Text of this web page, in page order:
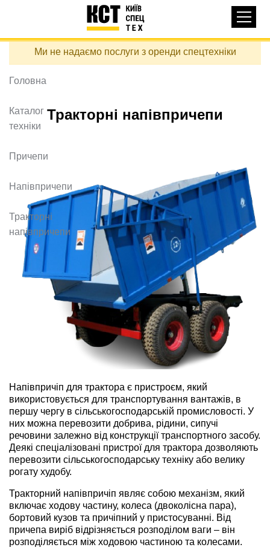
Перейти
вмісту
навигация
КАТАЛОГ ТЕХНІКИ
ДОСТАВКА ТА ОПЛАТА
ПРО НАС
ВІДГУКИ
КОНТАКТИ
Контактні телефони:
+38 (097) 746-67-04
ЗАДАТИ ПИТАННЯ
Ми не надаємо послуги з оренди спецтехніки
Тракторні напівпричепи
Напівпричіп для трактора є пристроєм, який
використовується для транспортування вантажів, в
першу чергу в сільськогосподарській промисловості. У
них можна перевозити добрива, рідини, сипучі
речовини залежно від конструкції транспортного засобу.
Деякі спеціалізовані пристрої для трактора дозволяють
перевозити сільськогосподарську техніку або велику
рогату худобу.
Тракторний напівпричіп являє собою механізм, який
включає ходову частину, колеса (двоколісна пара),
бортовий кузов та причіпний у пристосуванні. Від
причепа виріб відрізняється розподілом ваги – він
розподіляється між ходовою частиною та колесами.
Головна
Каталог
техніки
Причепи
Напівпричепи
Тракторні
напівпричепи